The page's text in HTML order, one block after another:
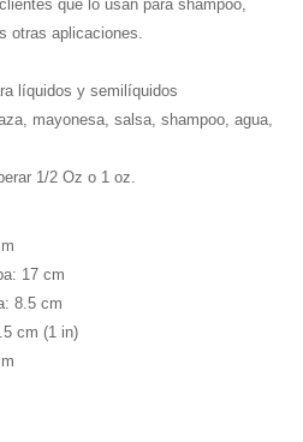
que lo usan para shampoo,
otras aplicaciones.
líquidos y semilíquidos
mayonesa, salsa, shampoo, agua,
1/2 Oz o 1 oz.
17 cm
8.5 cm
cm (1 in)